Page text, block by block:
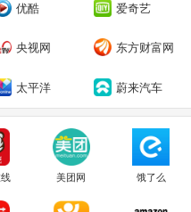
优酷 爱奇艺
央视网 东方财富网
太平洋 蔚来汽车
美团网 饿了么